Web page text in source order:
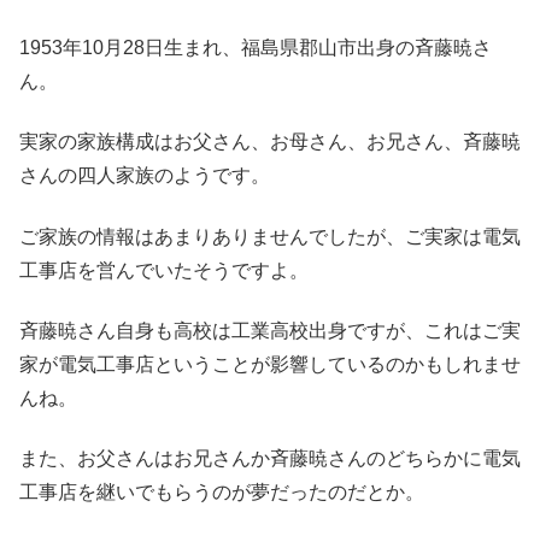
1953年10月28日生まれ、福島県郡山市出身の斉藤暁さ
ん。
実家の家族構成はお父さん、お母さん、お兄さん、斉藤暁
さんの四人家族のようです。
ご家族の情報はあまりありませんでしたが、ご実家は電気
工事店を営んでいたそうですよ。
斉藤暁さん自身も高校は工業高校出身ですが、これはご実
家が電気工事店ということが影響しているのかもしれませ
んね。
また、お父さんはお兄さんか斉藤暁さんのどちらかに電気
工事店を継いでもらうのが夢だったのだとか。